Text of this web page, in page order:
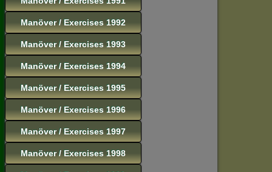
Manöver / Exercises 1992
Manöver / Exercises 1993
Manöver / Exercises 1994
Manöver / Exercises 1995
Manöver / Exercises 1996
Manöver / Exercises 1997
Manöver / Exercises 1998